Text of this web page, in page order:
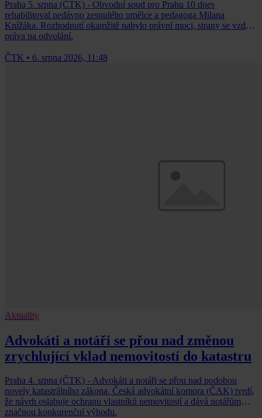
Praha 5. srpna (ČTK) - Obvodní soud pro Prahu 10 dnes
rehabilitoval nedávno zesnulého umělce a pedagoga Milana
Knížáka. Rozhodnutí okamžitě nabylo právní moci, strany se vzdaly
práva na odvolání.
ČTK • 6. srpna 2026, 11:48
Aktuality
Advokáti a notáři se přou nad změnou
zrychlující vklad nemovitostí do katastru
Praha 4. srpna (ČTK) - Advokáti a notáři se přou nad podobou
novely katastrálního zákona. Česká advokátní komora (ČAK) tvrdí,
že návrh oslabuje ochranu vlastníků nemovitostí a dává notářům
značnou konkurenční výhodu.